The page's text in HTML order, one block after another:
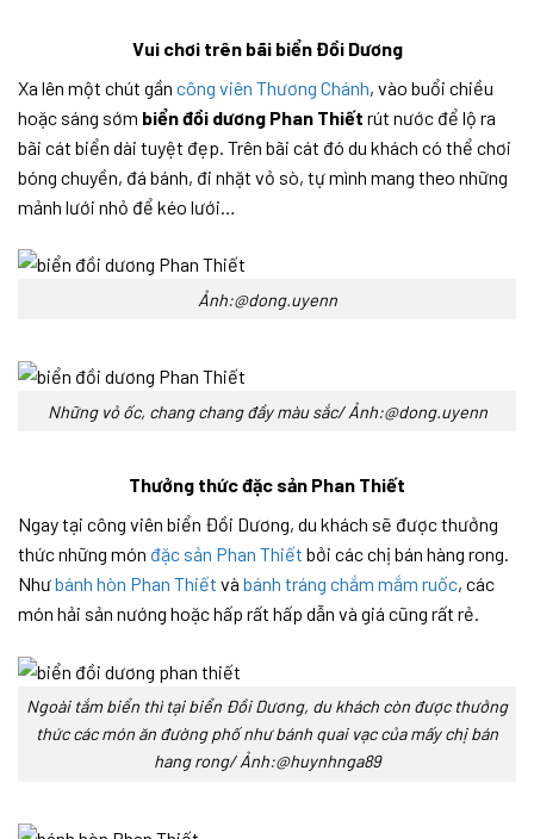
Vui chơi trên bãi biển Đồi Dương
Xa lên một chút gần công viên Thương Chánh, vào buổi chiều
hoặc sáng sớm biển đồi dương Phan Thiết rút nước để lộ ra
bãi cát biển dài tuyệt đẹp. Trên bãi cát đó du khách có thể chơi
bóng chuyền, đá bánh, đi nhặt vỏ sò, tự mình mang theo những
mảnh lưới nhỏ để kéo lưới…
Ảnh:@dong.uyenn
Những vỏ ốc, chang chang đầy màu sắc/ Ảnh:@dong.uyenn
Thưởng thức đặc sản Phan Thiết
Ngay tại công viên biển Đồi Dương, du khách sẽ được thưởng
thức những món đặc sản Phan Thiết bởi các chị bán hàng rong.
Nhưbánh hòn Phan Thiết và bánh tráng chắm mắm ruốc, các
món hải sản nướng hoặc hấp rất hấp dẫn và giá cũng rất rẻ.
Ngoài tắm biển thì tại biển Đồi Dương, du khách còn được thưởng
thức các món ăn đường phố như bánh quai vạc của mấy chị bán
hang rong/ Ảnh:@huynhnga89